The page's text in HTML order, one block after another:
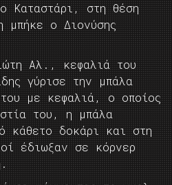
Καταστάρι, στη θέση
μπήκε ο Διονύσης
Αλ., κεφαλιά του
γύρισε την μπάλα
με κεφαλιά, ο οποίος
του, η μπάλα
κάθετο δοκάρι και στη
έδιωξαν σε κόρνερ